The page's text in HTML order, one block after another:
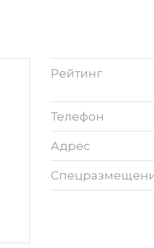
Рейтинг
Телефон
Адрес